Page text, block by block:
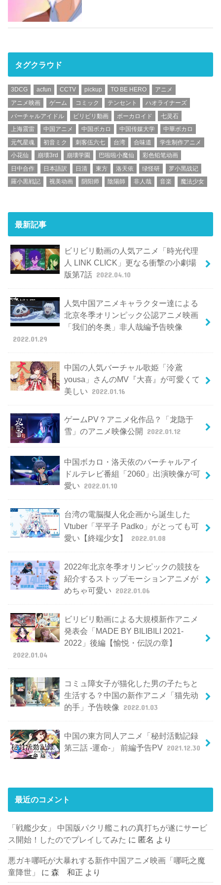
タグクラウド
3DCG acfun CCTV pickup TO BE HERO
アニメ
アニメ映画
ゲーム コミック テンセント
ハオライナーズ
バーチャルアイドル
ビリビリ動画 ボーカロイド
七灵石
上海震雷
中国アニメ 中国ボカロ 中国传媒大学
中華ボカロ
元气星魂
初音ミク 刺客伍六七 台湾 合味道
学生制作アニメ
小花仙
崩壊3rd 崩壊学園 巴啦啦小魔仙
彩色铅笔动画
日中合作
日本語訳 日清 東方 洛天依 绿怪研
罗小黑战记
羅小黒戦記
视美动画 阴阳师 陰陽師 非人哉 音楽 魔法少女
最新記事
ビリビリ動画の人気アニメ「時光代理
人 LINK CLICK」更なる衝撃の小劇場
版第7話 2022.04.10
人気中国アニメキャラクター達による
北京冬季オリンピック公認アニメ映画
「我们的冬奥」非人哉編予告映像
2022.01.29
中国の人気バーチャル歌姫「泠鳶
yousa」さんのMV『大喜』が可愛くて
美しい 2022.01.16
ゲームPV？アニメ化作品？「龙隐于
雪」のアニメ映像公開
2022.01.12
中国ボカロ・洛天依のバーチャルアイ
ドルテレビ番組「2060」出演映像が可
愛い 2022.01.10
台湾の電脳擬人化企画から誕生した
Vtuber「平平子 Padko」がとっても可
愛い【終端少女】
2022.01.08
2022年北京冬季オリンピックの競技を
紹介するストップモーションアニメが
めちゃ可愛い 2022.01.06
ビリビリ動画による大規模新作アニメ
発表会「MADE BY BILIBILI 2021-
2022」後編【愉悦・伝説の章】
2022.01.04
コミュ障女子が猫化した男の子たちと
生活する？中国の新作アニメ「猫先动
的手」予告映像
2022.01.03
中国の東方同人アニメ「秘封活動記録
第三話 -運命-」 前編予告PV 2021.12.30
最近のコメント
「戦艦少女」 中国版パクリ艦これの真打ちが遂にサービ
ス開始！したのでプレイしてみた に 匿名 より
悪ガキ哪吒が大暴れする新作中国アニメ映画「哪吒之魔
童降世」
に森 和正 より